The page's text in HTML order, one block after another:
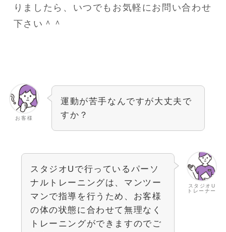
りましたら、いつでもお気軽にお問い合わせ
下さい＾＾
お客様
運動が苦手なんですが大丈夫で
すか？
スタジオU
トレーナー
スタジオUで行っているパーソ
ナルトレーニングは、マンツー
マンで指導を行うため、お客様
の体の状態に合わせて無理なく
トレーニングができますのでご